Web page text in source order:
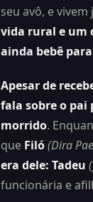
seu avô, e
vida rural e um
ainda bebê
Apesar de
fala sobre o pai
morrido.
que Filó (Dira
era dele: Tadeu
funcionária e